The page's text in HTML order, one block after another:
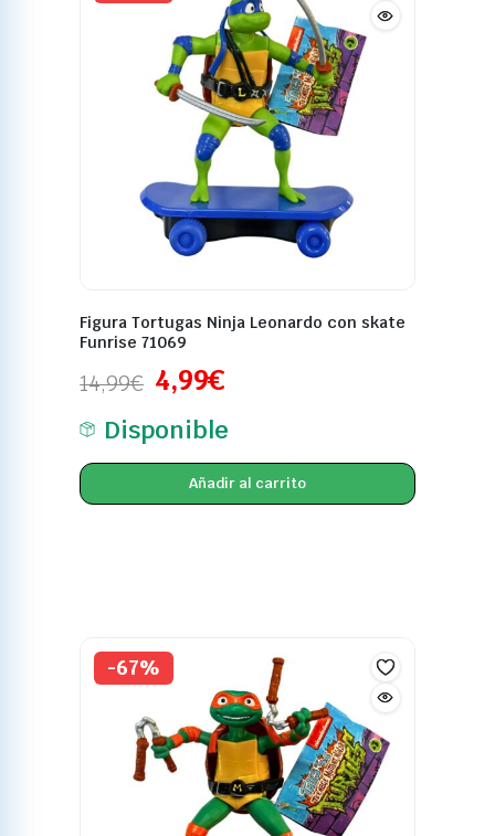
Figura Tortugas Ninja Leonardo con skate
Funrise 71069
14,99€ 4,99€
Disponible
Añadir al carrito
-67%